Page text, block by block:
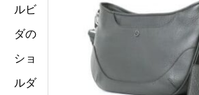
ルビ
ダの
ショ
ルダ